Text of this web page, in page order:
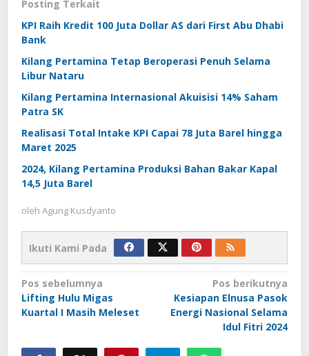
Posting Terkait
KPI Raih Kredit 100 Juta Dollar AS dari First Abu Dhabi
Bank
Kilang Pertamina Tetap Beroperasi Penuh Selama
Libur Nataru
Kilang Pertamina Internasional Akuisisi 14% Saham
Patra SK
Realisasi Total Intake KPI Capai 78 Juta Barel hingga
Maret 2025
2024, Kilang Pertamina Produksi Bahan Bakar Kapal
14,5 Juta Barel
oleh Agung Kusdyanto
Ikuti Kami Pada
Navigasi
pos
Pos sebelumnya
Lifting Hulu Migas
Kuartal I Masih Meleset
Pos berikutnya
Kesiapan Elnusa Pasok
Energi Nasional Selama
Idul Fitri 2024